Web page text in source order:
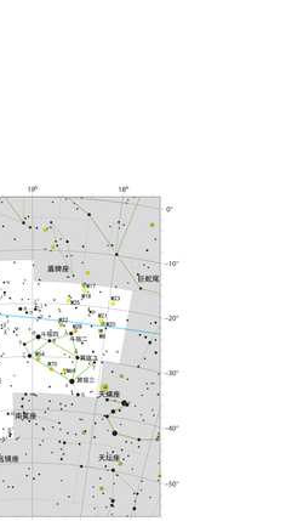
享许可协议 署名 4.0 国际 (CC BY